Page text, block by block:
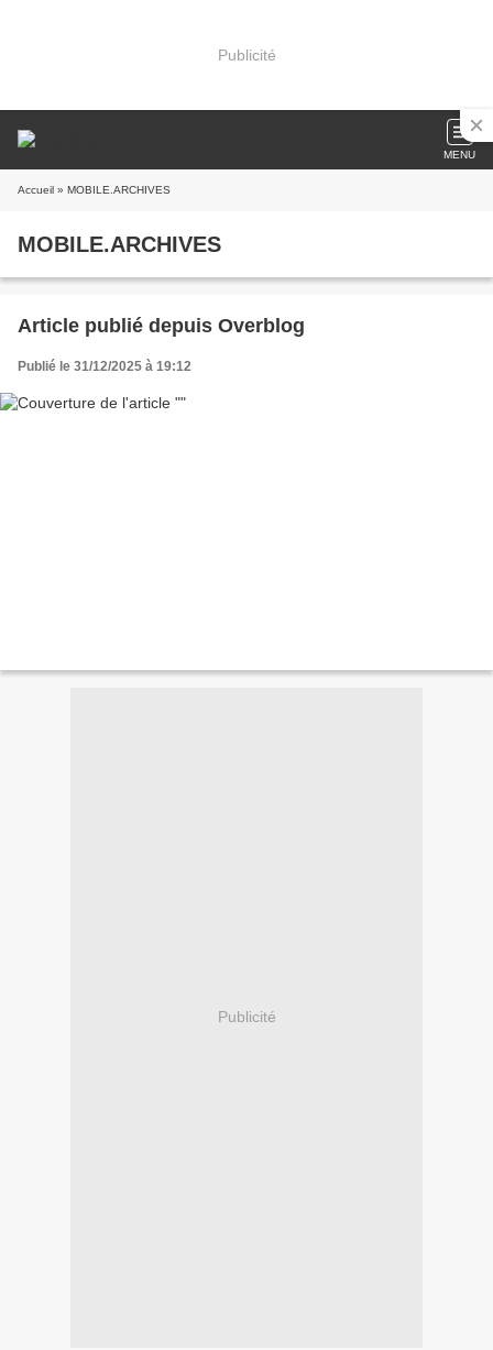
Publicité
MENU
Accueil » MOBILE.ARCHIVES
MOBILE.ARCHIVES
Article publié depuis Overblog
Publié le 31/12/2025 à 19:12
Publicité